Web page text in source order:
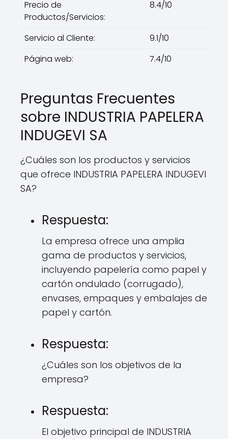
Precio de
Productos/Servicios:
8.4/10
Servicio al Cliente:
9.1/10
Página web:
7.4/10
Preguntas Frecuentes
sobre INDUSTRIA PAPELERA
INDUGEVI SA
¿Cuáles son los productos y servicios
que ofrece INDUSTRIA PAPELERA INDUGEVI
SA?
Respuesta:
La empresa ofrece una amplia
gama de productos y servicios,
incluyendo papelería como papel y
cartón ondulado (corrugado),
envases, empaques y embalajes de
papel y cartón.
Respuesta:
¿Cuáles son los objetivos de la
empresa?
Respuesta:
El objetivo principal de INDUSTRIA